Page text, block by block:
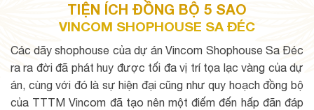
TIỆN ÍCH ĐỒNG BỘ 5 SAO
VINCOM SHOPHOUSE SA ĐÉC
Các dãy shophouse của dự án Vincom Shophouse Sa Đéc
ra ra đời đã phát huy được tối đa vị trí tọa lạc vàng của dự
án, cùng với đó là sự hiện đại cũng như quy hoạch đồng bộ
của TTTM Vincom đã tạo nên một điếm đến hấp đãn đáp